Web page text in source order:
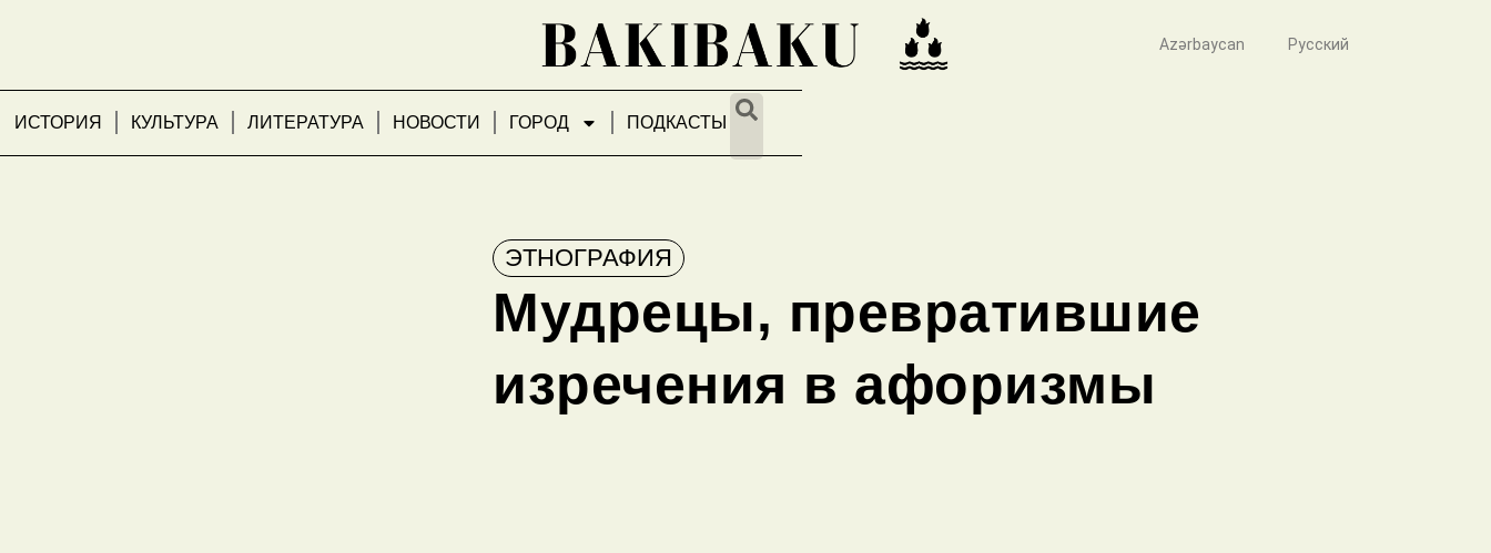
ИСТОРИЯ КУЛЬТУРА ЛИТЕРАТУРА НОВОСТИ ГОРОД ПОДКАСТЫ
Azərbaycan Русский
ЭТНОГРАФИЯ
Мудрецы, превратившие
изречения в афоризмы